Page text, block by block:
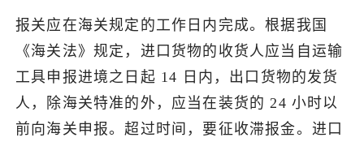
报关应在海关规定的工作日内完成。根据我国
《海关法》规定，进口货物的收货人应当自运输
工具申报进境之日起 14 日内，出口货物的发货
人，除海关特准的外，应当在装货的 24 小时以
前向海关申报。超过时间，要征收滞报金。进口